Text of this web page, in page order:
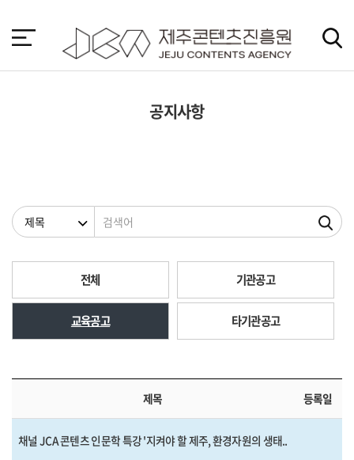
바
가
공지사항
검색조건 검색어
전체 기관공고
교육공고 타기관공고
제목 등록일
채널 JCA 콘텐츠 인문학 특강 '지켜야 할 제주, 환경자원의 생태..